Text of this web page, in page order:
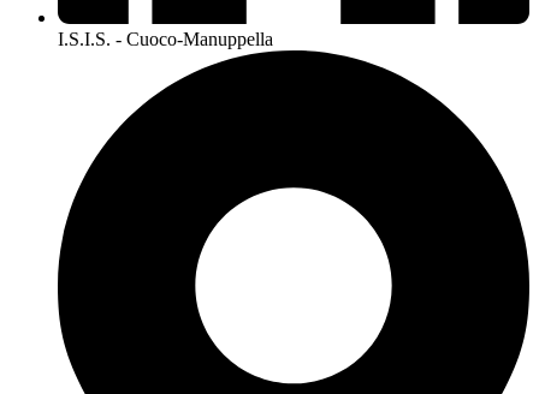
I.S.I.S. - Cuoco-Manuppella